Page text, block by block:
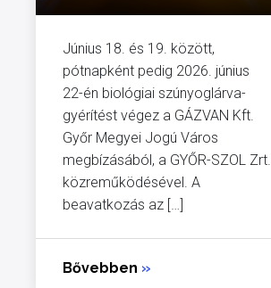
Június 18. és 19. között,
pótnapként pedig 2026. június
22-én biológiai szúnyoglárva-
gyérítést végez a GÁZVAN Kft.
Győr Megyei Jogú Város
megbízásából, a GYŐR-SZOL Zrt.
közreműködésével. A
beavatkozás az […]
Bővebben »